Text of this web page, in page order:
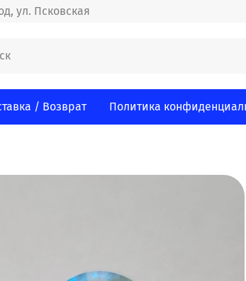
ул. Псковская
/ Возврат Политика